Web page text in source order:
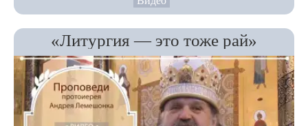
«Литургия — это тоже рай»